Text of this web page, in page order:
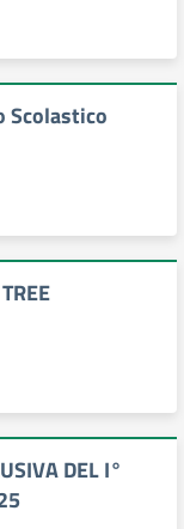
Scolastico
DEL I°